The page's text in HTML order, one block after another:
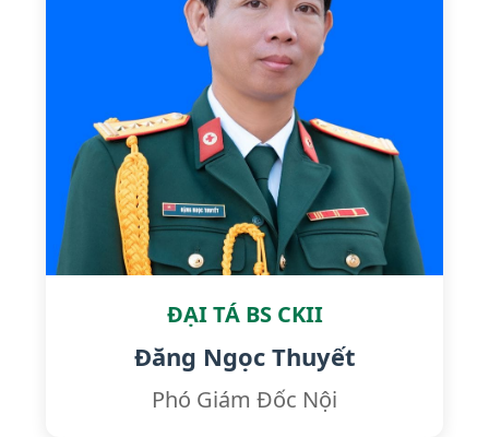
ĐẠI TÁ BS CKII
Đăng Ngọc Thuyết
Phó Giám Đốc Nội